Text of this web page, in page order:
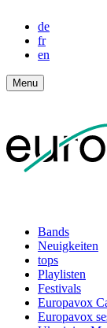
de
fr
en
Menu
Bands
Neuigkeiten
tops
Playlisten
Festivals
Europavox
Europavox